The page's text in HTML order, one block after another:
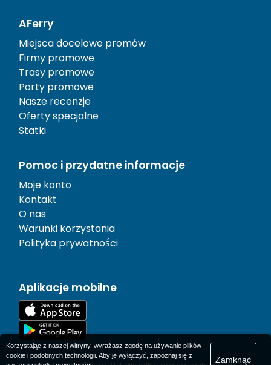
AFerry
Miejsca docelowe promów
Firmy promowe
Trasy promowe
Porty promowe
Nasze recenzje
Oferty specjalne
Statki
Pomoc i przydatne informacje
Moje konto
Kontakt
O nas
Warunki korzystania
Polityka prywatności
Aplikacje mobilne
Korzystając z naszej witryny, wyrażasz zgodę na używanie plików
cookie i podobnych technologii. Aby je wyłączyć, zapoznaj się z
Zamknąć